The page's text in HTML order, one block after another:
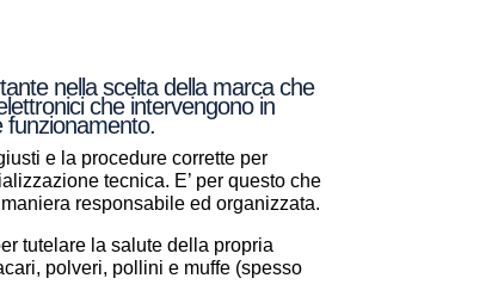
nella scelta della marca che
che intervengono in
funzionamento.
e la procedure corrette per
tecnica. E’ per questo che
responsabile ed organizzata.
tutelare la salute della propria
polveri, pollini e muffe (spesso